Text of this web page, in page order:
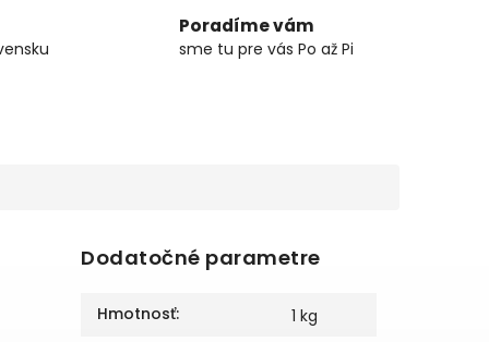
Poradíme vám
sme tu pre vás Po až Pi
Dodatočné parametre
Hmotnosť: 1 kg